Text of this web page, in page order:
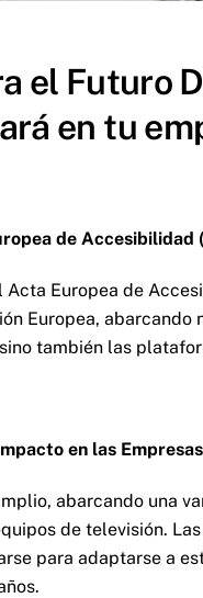
el Futuro
en tu
de Accesibilidad
Europea de
Europea,
también las
en las Empresas
abarcando una
de televisión.
para adaptarse a